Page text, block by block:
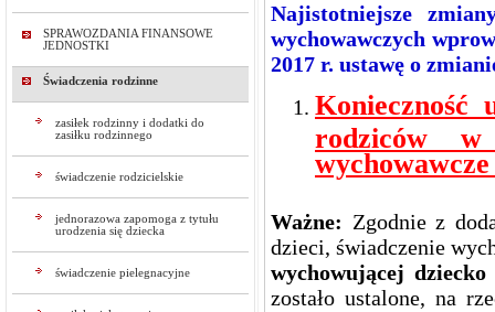
SPRAWOZDANIA FINANSOWE
JEDNOSTKI
Świadczenia rodzinne
zasiłek rodzinny i dodatki do
zasiłku rodzinnego
świadczenie rodzicielskie
jednorazowa zapomoga z tytułu
urodzenia się dziecka
świadczenie pielegnacyjne
Najistotniejsze
wychowawczych
2017 r. ustawę o
Konieczność
rodziców w
Ważne: Zgodnie z
dzieci, świadczenie
wychowującej dziecko
zostało ustalone, na